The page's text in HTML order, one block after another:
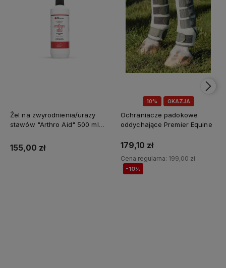
Żel na zwyrodnienia/urazy
stawów "Arthro Aid" 500 ml
155,00 zł
10% OKAZJA
Ochraniacze padokowe
oddychające Premier Equine
179,10 zł
Cena regularna: 199,00 zł
-10%